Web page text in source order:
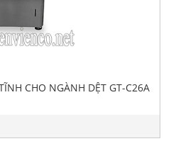
CHO NGÀNH DỆT GT-C26A